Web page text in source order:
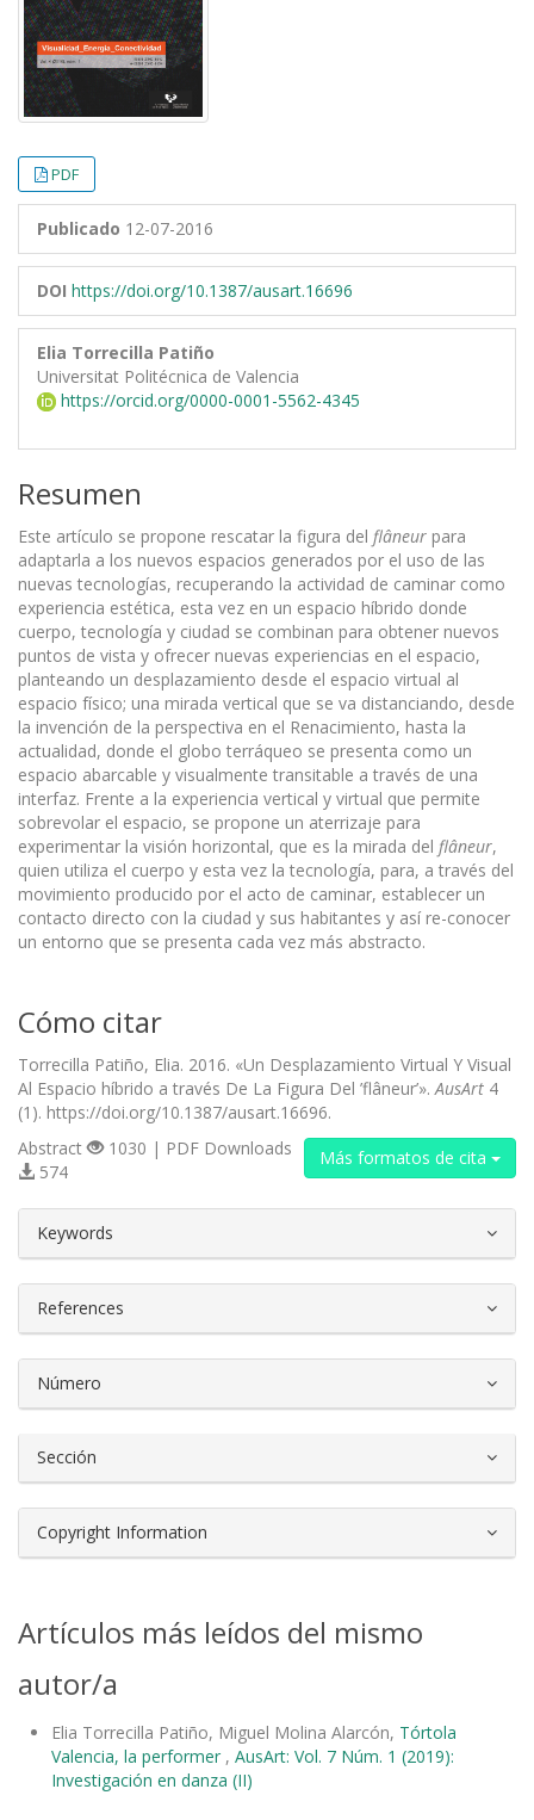
PDF
Publicado 12-07-2016
DOI https://doi.org/10.1387/ausart.16696
Elia Torrecilla Patiño
Universitat Politécnica de Valencia
https://orcid.org/0000-0001-5562-4345
Resumen
Este artículo se propone rescatar la figura del flâneur para
adaptarla a los nuevos espacios generados por el uso de las
nuevas tecnologías, recuperando la actividad de caminar como
experiencia estética, esta vez en un espacio híbrido donde
cuerpo, tecnología y ciudad se combinan para obtener nuevos
puntos de vista y ofrecer nuevas experiencias en el espacio,
planteando un desplazamiento desde el espacio virtual al
espacio físico; una mirada vertical que se va distanciando, desde
la invención de la perspectiva en el Renacimiento, hasta la
actualidad, donde el globo terráqueo se presenta como un
espacio abarcable y visualmente transitable a través de una
interfaz. Frente a la experiencia vertical y virtual que permite
sobrevolar el espacio, se propone un aterrizaje para
experimentar la visión horizontal, que es la mirada del flâneur,
quien utiliza el cuerpo y esta vez la tecnología, para, a través del
movimiento producido por el acto de caminar, establecer un
contacto directo con la ciudad y sus habitantes y así re-conocer
un entorno que se presenta cada vez más abstracto.
Cómo citar
Torrecilla Patiño, Elia. 2016. «Un Desplazamiento Virtual Y Visual
Al Espacio híbrido a través De La Figura Del ’flâneur’». AusArt 4
(1). https://doi.org/10.1387/ausart.16696.
Más formatos de cita
Abstract
1030 | PDF Downloads
574
Keywords
References
Número
Sección
Copyright Information
Artículos más leídos del mismo
autor/a
Elia Torrecilla Patiño, Miguel Molina Alarcón, Tórtola
Valencia, la performer , AusArt: Vol. 7 Núm. 1 (2019):
Investigación en danza (II)